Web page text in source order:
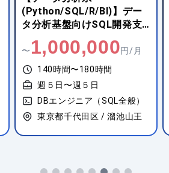
(Python/SQL/R/BI)】デー
タ分析基盤向けSQL開発支
〜 1,000,000円/月
140時間〜180時間
週５日〜週５日
DBエンジニア（SQL全般）
東京都千代田区 / 溜池山王